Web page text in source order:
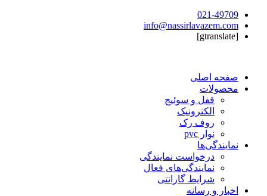
021-49709
info@nassirlavazem.com
[gtranslate]
صفحه اصلی
محصولات
قفل و سوئیج
الکترونیک
روف رک
نوار pvc
نمایندگی‌ها
درخواست نمایندگی
نمایندگی‌های فعال
شرایط گارانتی
اخبار و رسانه